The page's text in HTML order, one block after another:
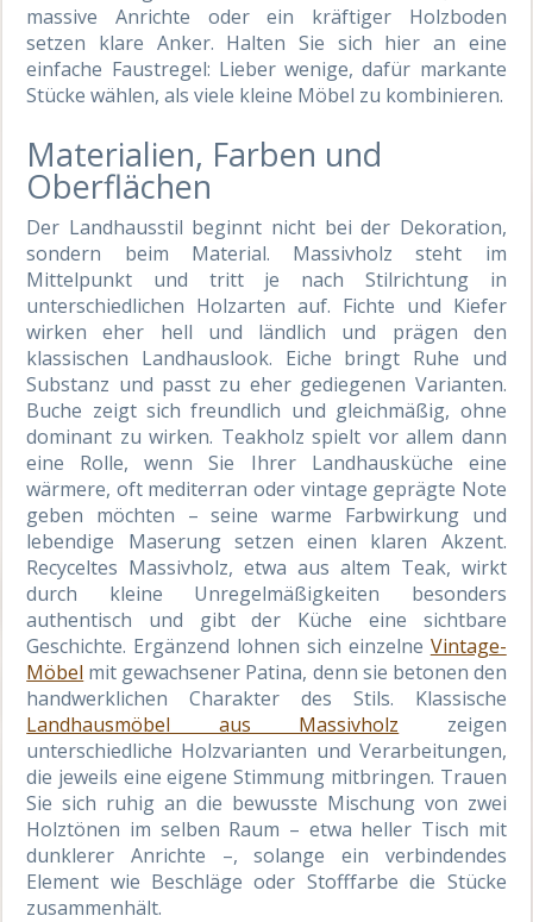
massive Anrichte oder ein kräftiger Holzboden
setzen klare Anker. Halten Sie sich hier an eine
einfache Faustregel: Lieber wenige, dafür markante
Stücke wählen, als viele kleine Möbel zu kombinieren.
Materialien, Farben und
Oberflächen
Der Landhausstil beginnt nicht bei der Dekoration,
sondern beim Material. Massivholz steht im
Mittelpunkt und tritt je nach Stilrichtung in
unterschiedlichen Holzarten auf. Fichte und Kiefer
wirken eher hell und ländlich und prägen den
klassischen Landhauslook. Eiche bringt Ruhe und
Substanz und passt zu eher gediegenen Varianten.
Buche zeigt sich freundlich und gleichmäßig, ohne
dominant zu wirken. Teakholz spielt vor allem dann
eine Rolle, wenn Sie Ihrer Landhausküche eine
wärmere, oft mediterran oder vintage geprägte Note
geben möchten – seine warme Farbwirkung und
lebendige Maserung setzen einen klaren Akzent.
Recyceltes Massivholz, etwa aus altem Teak, wirkt
durch kleine Unregelmäßigkeiten besonders
authentisch und gibt der Küche eine sichtbare
Geschichte. Ergänzend lohnen sich einzelne Vintage-
Möbel mit gewachsener Patina, denn sie betonen den
handwerklichen Charakter des Stils. Klassische
Landhausmöbel aus Massivholz zeigen
unterschiedliche Holzvarianten und Verarbeitungen,
die jeweils eine eigene Stimmung mitbringen. Trauen
Sie sich ruhig an die bewusste Mischung von zwei
Holztönen im selben Raum – etwa heller Tisch mit
dunklerer Anrichte –, solange ein verbindendes
Element wie Beschläge oder Stofffarbe die Stücke
zusammenhält.